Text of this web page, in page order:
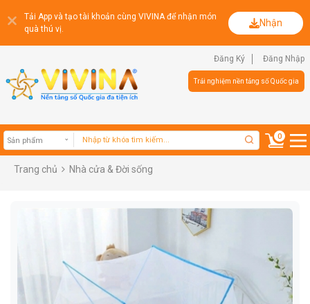
Tải App và tạo tài khoản cùng VIVINA để nhận món
quà thú vị.
Nhận
Đăng Ký Đăng Nhập
Trải nghiệm nền tảng số Quốc gia
0
Trang chủ Nhà cửa & Đời sống